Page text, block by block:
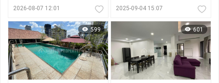
2026-08-07 12:01 2025-09-04 15:07
599 601